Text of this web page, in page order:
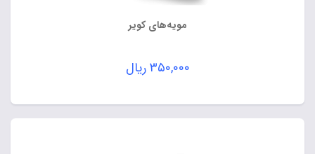
مویه‌های کویر
۳۵۰,۰۰۰ریال